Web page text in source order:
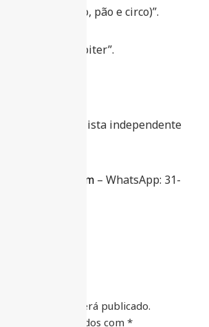
seduzir o povo, pão e circo)”.
ao lado de “Júpiter”.
Ribeiro é jornalista independente
– WhatsApp: 31-
de e-mail não será publicado.
são marcados com *